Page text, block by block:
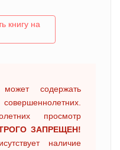
книгу на
содержать
просмотр
ЗАПРЕЩЕН!
наличие